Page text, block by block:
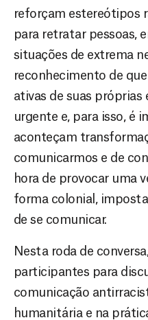
reforçam estereótipos
para retratar pessoas,
situações de extrema
reconhecimento de que
ativas de suas próprias
urgente e, para isso, é
aconteçam
comunicarmos e de
hora de provocar uma
forma colonial,
de se comunicar.
Nesta roda de
participantes para
comunicação
humanitária e na